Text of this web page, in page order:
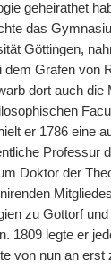
geheirathet
das
Göttingen,
dem Grafen von
dort auch die
er 1786 eine
Professur
Doktor der
zu Gottorf
1809 legte er
von nun an erst